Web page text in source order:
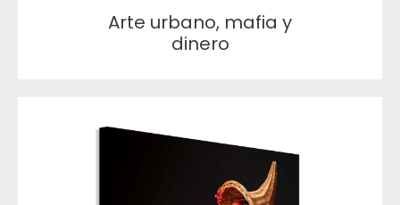
Arte urbano, mafia y
dinero